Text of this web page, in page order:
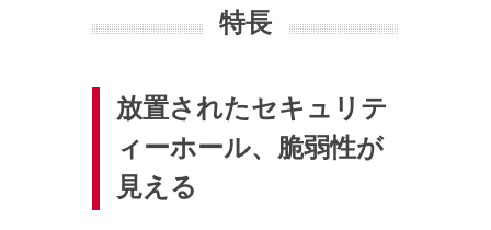
特長
放置されたセキュリテ
ィーホール、脆弱性が
見える